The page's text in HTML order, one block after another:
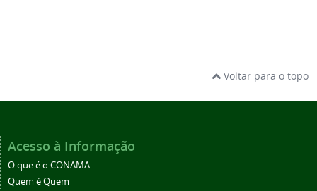
Voltar para o topo
Acesso à Informação
O que é o CONAMA
Quem é Quem